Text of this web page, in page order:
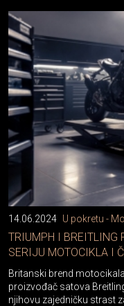
14.06.2024 U pokretu -
TRIUMPH I BREITLING
SERIJU MOTOCIKLA I
Britanski brend
proizvođač satova
njihovu zajedničku strast